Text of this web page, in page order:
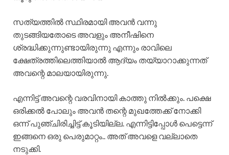
സത്യത്തിൽ സ്ഥിരമായി അവൻ വന്നു
തുടങ്ങിയതോടെ അവളും അനീഷിനെ
ശ്രദ്ധിക്കുന്നുണ്ടായിരുന്നു എന്നും രാവിലെ
ക്ഷേത്രത്തിലെത്തിയാൽ ആദ്യം തയ്യാറാക്കുന്നത്
അവന്റെ മാലയായിരുന്നു.
എന്നിട്ട് അവന്റെ വരവിനായി കാത്തു നിൽക്കും. പക്ഷെ
ഒരിക്കൽ പോലും അവൻ തന്റെ മുഖത്തേക്ക് നോക്കി
ഒന്ന് പുഞ്ചിരിച്ചിട്ട് കൂടിയില്ല. എന്നിട്ടിപ്പോൾ പെട്ടെന്ന്
ഇങ്ങനെ ഒരു പെരുമാറ്റം.. അത് അവളെ വല്ലാതെ
നടുക്കി.